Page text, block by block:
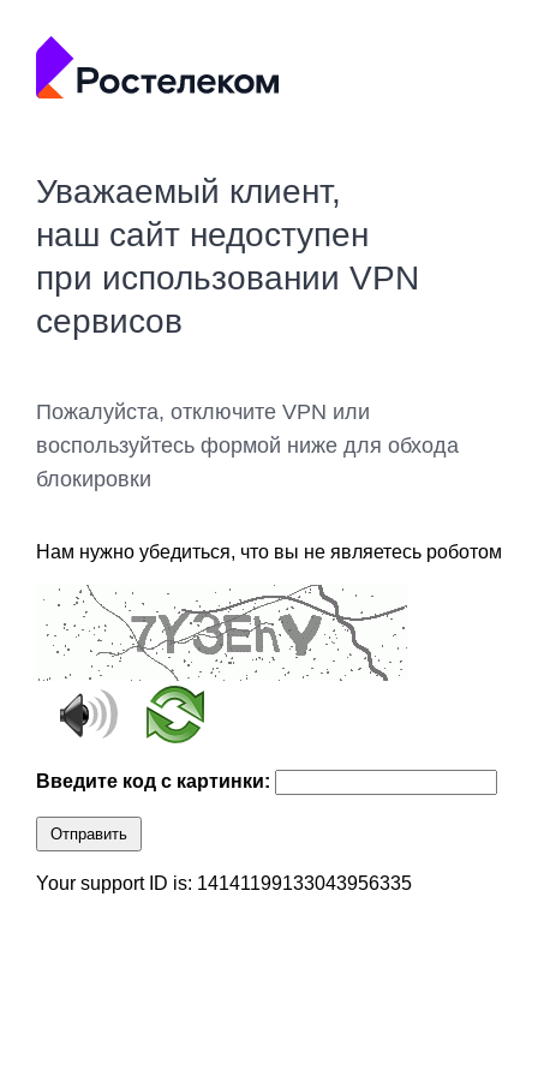
Уважаемый клиент,
наш сайт недоступен
при использовании VPN
сервисов
Пожалуйста, отключите VPN или
воспользуйтесь формой ниже для обхода
блокировки
Нам нужно убедиться, что вы не являетесь роботом
Введите код с картинки:
Отправить
Your support ID is: 14141199133043956335